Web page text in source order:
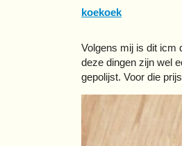
koekoek
Volgens mij is dit icm
deze dingen zijn wel
gepolijst. Voor die